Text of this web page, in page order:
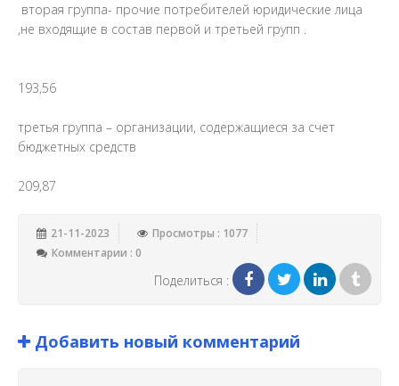
вторая группа- прочие потребителей юридические лица
,не входящие в состав первой и третьей групп .
193,56
третья группа – организации, содержащиеся за счет
бюджетных средств
209,87
21-11-2023
Просмотры : 1077
Комментарии : 0
Поделиться :
Добавить новый комментарий